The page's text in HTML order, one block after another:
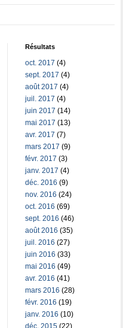
Résultats
oct. 2017 (4)
sept. 2017 (4)
août 2017 (4)
juil. 2017 (4)
juin 2017 (14)
mai 2017 (13)
avr. 2017 (7)
mars 2017 (9)
févr. 2017 (3)
janv. 2017 (4)
déc. 2016 (9)
nov. 2016 (24)
oct. 2016 (69)
sept. 2016 (46)
août 2016 (35)
juil. 2016 (27)
juin 2016 (33)
mai 2016 (49)
avr. 2016 (41)
mars 2016 (28)
févr. 2016 (19)
janv. 2016 (10)
déc. 2015 (22)